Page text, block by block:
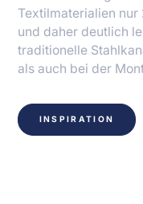
Textilmaterialien
und daher deutlich
traditionelle
als auch bei der
INSPIRATION